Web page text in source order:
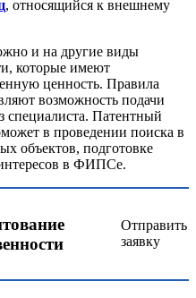
, относящийся к внешнему
и на другие виды
которые имеют
ценность. Правила
возможность подачи
специалиста. Патентный
в проведении поиска в
объектов, подготовке
в ФИПСе.
Отправить
заявку